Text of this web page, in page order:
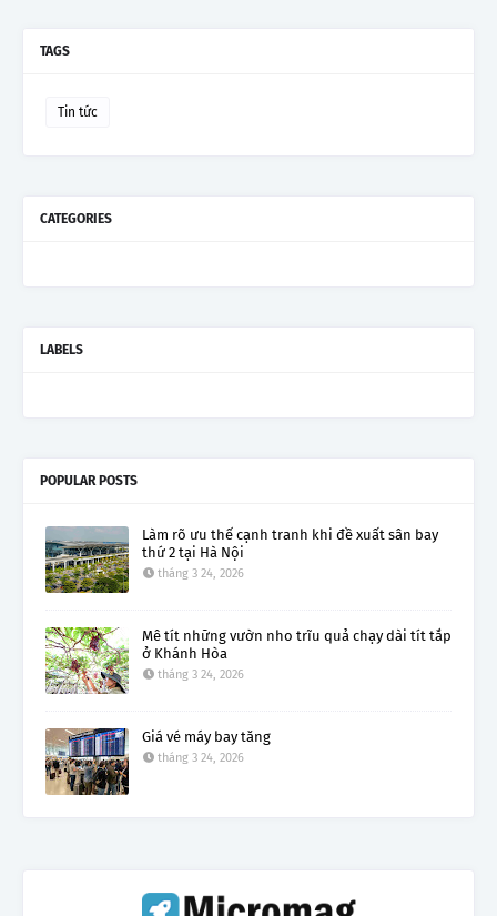
TAGS
Tin tức
CATEGORIES
LABELS
POPULAR POSTS
Làm rõ ưu thế cạnh tranh khi đề xuất sân bay
thứ 2 tại Hà Nội
tháng 3 24, 2026
Mê tít những vườn nho trĩu quả chạy dài tít tắp
ở Khánh Hòa
tháng 3 24, 2026
Giá vé máy bay tăng
tháng 3 24, 2026